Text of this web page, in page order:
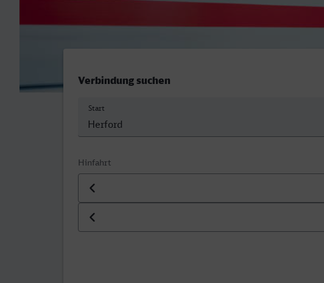
Verbindung suchen
Start
Hinfahrt
Datum der Hinfahrt
Uhrzeit der Hinfahrt